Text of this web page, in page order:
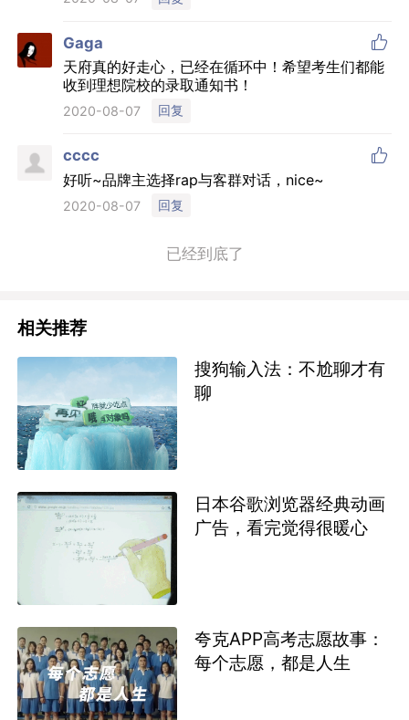
Gaga 
天府真的好走心，已经在循环中！希望考生们都能
收到理想院校的录取通知书！
2020-08-07 回复
cccc 
好听~品牌主选择rap与客群对话，nice~
2020-08-07 回复
已经到底了
相关推荐
搜狗输入法：不尬聊才有
聊
日本谷歌浏览器经典动画
广告，看完觉得很暖心
夸克APP高考志愿故事：
每个志愿，都是人生